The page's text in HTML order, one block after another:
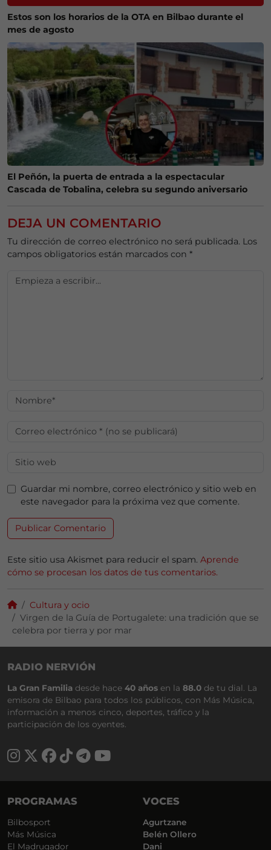
Estos son los horarios de la OTA en Bilbao durante el
mes de agosto
El Peñón, la puerta de entrada a la espectacular
Cascada de Tobalina, celebra su segundo aniversario
DEJA UN COMENTARIO
Tu dirección de correo electrónico no será publicada. Los
campos obligatorios están marcados con *
Guardar mi nombre, correo electrónico y sitio web en
este navegador para la próxima vez que comente.
Este sitio usa Akismet para reducir el spam. Aprende
cómo se procesan los datos de tus comentarios.
Cultura y ocio
Virgen de la Guía de Portugalete: una tradición que se
celebra por tierra y por mar
RADIO NERVIÓN
La Gran Familia desde hace 40 años en la 88.0 de tu dial. La
emisora de Bilbao para todos los públicos, con Más Música,
información a menos cinco, deportes, tráfico y la
participación de los oyentes.
PROGRAMAS
Bilbosport
Más Música
El Madrugador
VOCES
Agurtzane
Belén Ollero
Dani